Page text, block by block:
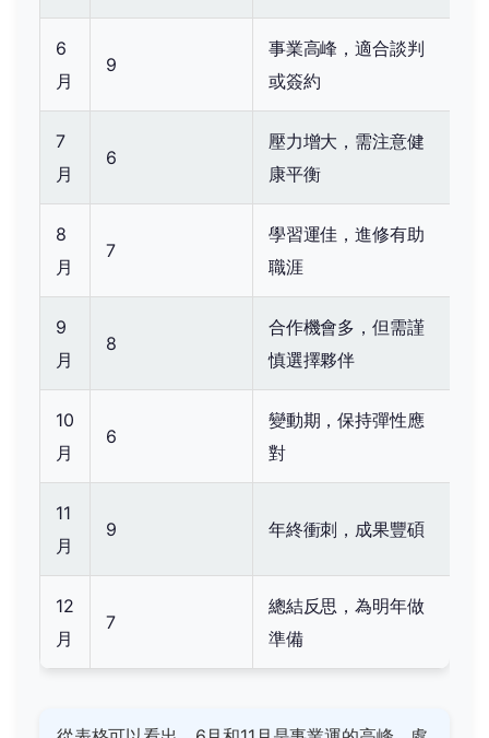
6
月
9
事業高峰，適合談判
或簽約
7
月
6
壓力增大，需注意健
康平衡
8
月
7
學習運佳，進修有助
職涯
9
月
8
合作機會多，但需謹
慎選擇夥伴
10
月
6
變動期，保持彈性應
對
11
月
9 年終衝刺，成果豐碩
12
月
7
總結反思，為明年做
準備